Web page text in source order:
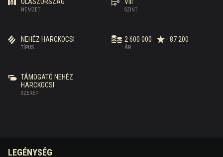
NEMZET SZINT
TÍPUS
NEHÉZ HARCKOCSI
ÁR
2 600 000 87 200
SZEREP
TÁMOGATÓ NEHÉZ
HARCKOCSI
LEGÉNYSÉG